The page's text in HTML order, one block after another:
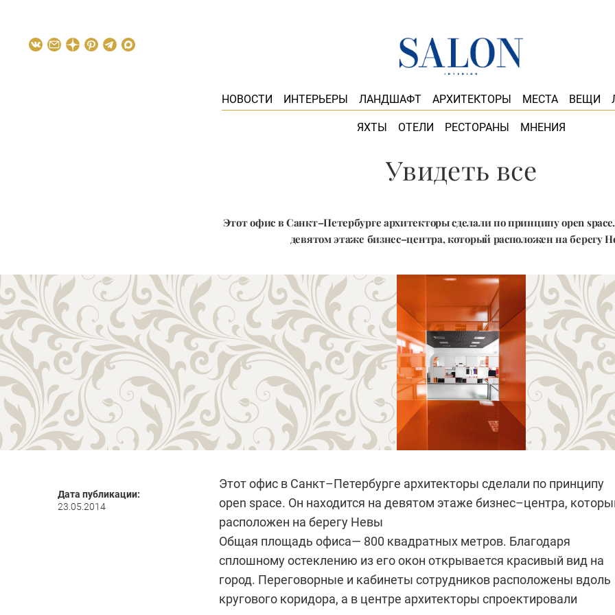
НОВОСТИ ИНТЕРЬЕРЫ ЛАНДШАФТ АРХИТЕКТОРЫ МЕСТА ВЕЩИ
ЯХТЫ ОТЕЛИ РЕСТОРАНЫ МНЕНИЯ
Увидеть все
Этот офис в Санкт–Петербурге архитекторы сделали по принципу open
девятом этаже бизнес–центра, который расположен на берегу
Дата публикации:
23.05.2014
Этот офис в Санкт–Петербурге архитекторы сделали по принципу
open space. Он находится на девятом этаже бизнес–центра,
расположен на берегу Невы
Общая площадь офиса— 800 квадратных метров. Благодаря
сплошному остеклению из его окон открывается красивый вид на
город. Переговорные и кабинеты сотрудников расположены вдоль
кругового коридора, а в центре архитекторы спроектировали